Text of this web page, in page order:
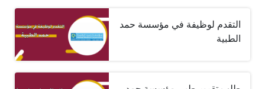
التقدم لوظيفة في مؤسسة حمد
الطبية